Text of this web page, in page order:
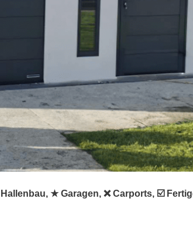
★ Garagen, ❌ Carports, ☑️